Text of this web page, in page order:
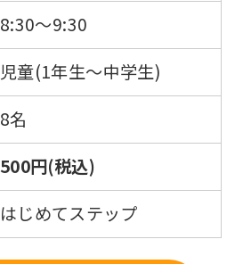
8:30～9:30
児童(1年生～中学生)
8名
500円(税込)
はじめてステップ